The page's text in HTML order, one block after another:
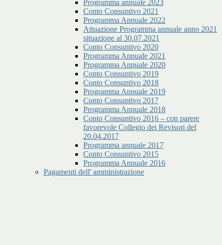
Programma annuale 2023
Conto Consuntivo 2021
Programma Annuale 2022
Attuazione Programma annuale anno 2021
situazione al 30.07.2021
Conto Consuntivo 2020
Programma Annuale 2021
Programma Annuale 2020
Conto Consuntivo 2019
Conto Consuntivo 2018
Programma Annuale 2019
Conto Consuntivo 2017
Programma Annuale 2018
Conto Consuntivo 2016 – con parere
favorevole Collegio dei Revisori del
20.04.2017
Programma annuale 2017
Conto Consuntivo 2015
Programma Annuale 2016
Pagamenti dell' amministrazione